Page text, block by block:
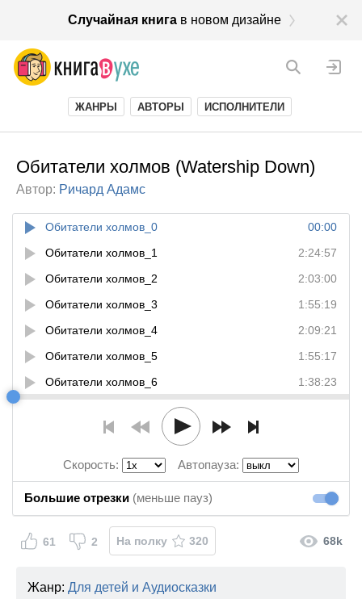
Случайная книгав новом дизайне
ЖАНРЫ АВТОРЫ ИСПОЛНИТЕЛИ
Обитатели холмов (Watership Down)
Автор: Ричард Адамс
00:00
Обитатели холмов_0
2:24:57
Обитатели холмов_1
2:03:00
Обитатели холмов_2
1:55:19
Обитатели холмов_3
2:09:21
Обитатели холмов_4
1:55:17
Обитатели холмов_5
1:38:23
Обитатели холмов_6
Обитатели холмов_8
2:10:50
Обитатели холмов_9
1:52:18
Обитатели холмов_10
Скорость: Автопауза:
Большие отрезки (меньше пауз)
61 2 На полку 320 68k
Жанр: Для детей и Аудиосказки